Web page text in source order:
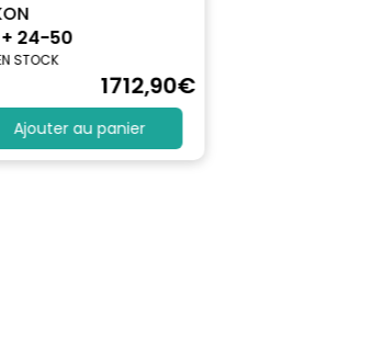
24-50
STOCK
1712,90€
Ajouter au panier